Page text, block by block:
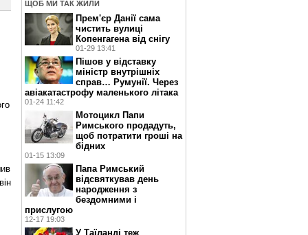
ЩОБ МИ ТАК ЖИЛИ
Прем'єр Данії сама
чистить вулиці
Копенгагена від снігу
01-29 13:41
Пішов у відставку
міністр внутрішніх
справ… Румунії. Через
авіакатастрофу маленького літака
01-24 11:42
Мотоцикл Папи
Римського продадуть,
щоб потратити гроші на
бідних
01-15 13:09
Папа Римський
відсвяткував день
народження з
бездомними і
прислугою
12-17 19:03
У Таїланді теж